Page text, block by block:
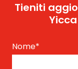
Tieniti
Nome*